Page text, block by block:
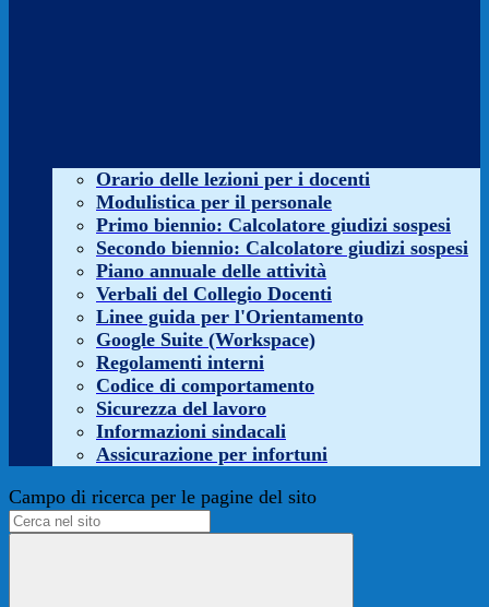
Orario delle lezioni per i docenti
Modulistica per il personale
Primo biennio: Calcolatore giudizi sospesi
Secondo biennio: Calcolatore giudizi sospesi
Piano annuale delle attività
Verbali del Collegio Docenti
Linee guida per l'Orientamento
Google Suite (Workspace)
Regolamenti interni
Codice di comportamento
Sicurezza del lavoro
Informazioni sindacali
Assicurazione per infortuni
Campo di ricerca per le pagine del sito